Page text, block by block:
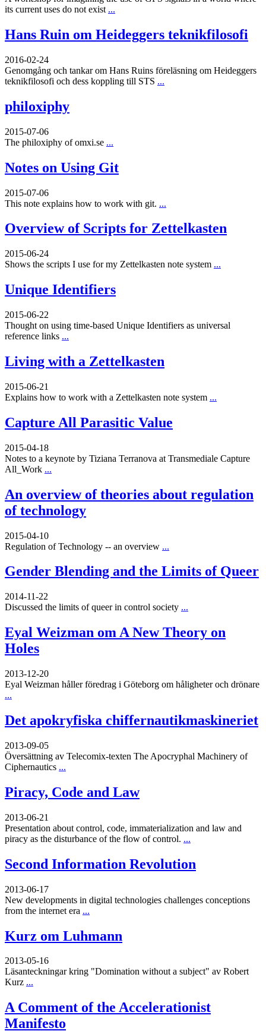
its current uses do not exist ...
Hans Ruin om Heideggers teknikfilosofi
2016-02-24
Genomgång och tankar om Hans Ruins föreläsning om Heideggers
teknikfilosofi och dess koppling till STS ...
philoxiphy
2015-07-06
The philoxiphy of omxi.se ...
Notes on Using Git
2015-07-06
This note explains how to work with git. ...
Overview of Scripts for Zettelkasten
2015-06-24
Shows the scripts I use for my Zettelkasten note system ...
Unique Identifiers
2015-06-22
Thought on using time-based Unique Identifiers as universal
reference links ...
Living with a Zettelkasten
2015-06-21
Explains how to work with a Zettelkasten note system ...
Capture All Parasitic Value
2015-04-18
Notes to a keynote by Tiziana Terranova at Transmediale Capture
All_Work ...
An overview of theories about regulation
of technology
2015-04-10
Regulation of Technology -- an overview ...
Gender Blending and the Limits of Queer
2014-11-22
Discussed the limits of queer in control society ...
Eyal Weizman om A New Theory on
Holes
2013-12-20
Eyal Weizman håller föredrag i Göteborg om håligheter och drönare
...
Det apokryfiska chiffernautikmaskineriet
2013-09-05
Översättning av Telecomix-texten The Apocryphal Machinery of
Ciphernautics ...
Piracy, Code and Law
2013-06-21
Presentation about control, code, immaterialization and law and
piracy as the disturbance of the flow of control. ...
Second Information Revolution
2013-06-17
New developments in digital technologies challenges conceptions
from the internet era ...
Kurz om Luhmann
2013-05-16
Läsanteckningar kring "Domination without a subject" av Robert
Kurz ...
A Comment of the Accelerationist
Manifesto